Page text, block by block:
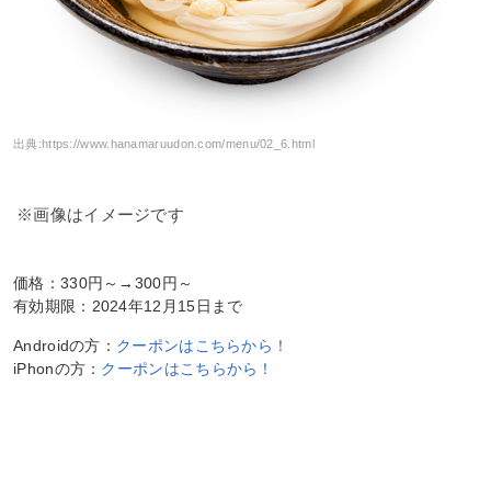
出典:https://www.hanamaruudon.com/menu/02_6.html
※画像はイメージです
価格：330円～→300円～
有効期限：2024年12月15日まで
Androidの方： クーポンはこちらから！
iPhonの方： クーポンはこちらから！